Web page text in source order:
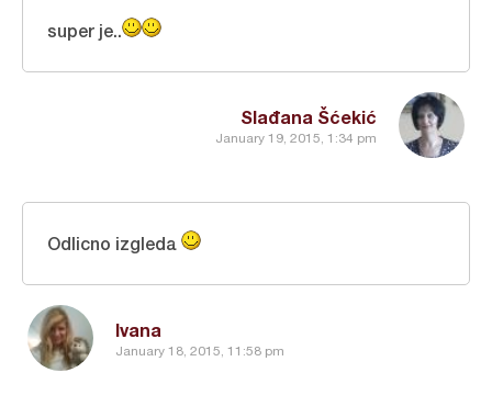
Slađana Šćekić
January 19, 2015, 1:34 pm
super je..
Ivana
January 18, 2015, 11:58 pm
Odlicno izgleda